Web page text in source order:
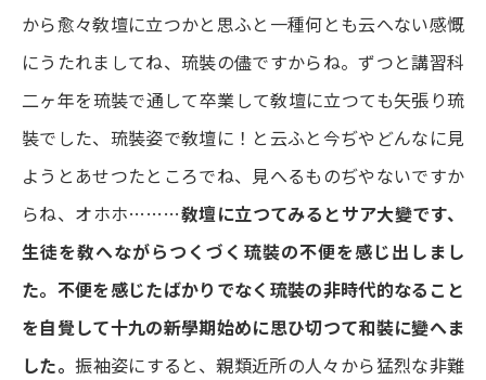
から愈々敎壇に立つかと思ふと一種何とも云へない感慨
にうたれましてね、琉裝の儘ですからね。ずつと講習科
二ヶ年を琉裝で通して卒業して敎壇に立つても矢張り琉
裝でした、琉裝姿で敎壇に！と云ふと今ぢやどんなに見
ようとあせつたところでね、見へるものぢやないですか
らね、オホホ………敎壇に立つてみるとサア大變です、
生徒を敎へながらつくづく琉裝の不便を感じ出しまし
た。不便を感じたばかりでなく琉裝の非時代的なること
を自覺して十九の新學期始めに思ひ切つて和裝に變へま
した。振袖姿にすると、親類近所の人々から猛烈な非難